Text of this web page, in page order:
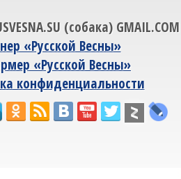
(собака) GMAIL.COM
«Русской Весны»
«Русской Весны»
конфиденциальности